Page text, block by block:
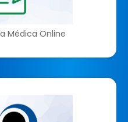
Médica Online